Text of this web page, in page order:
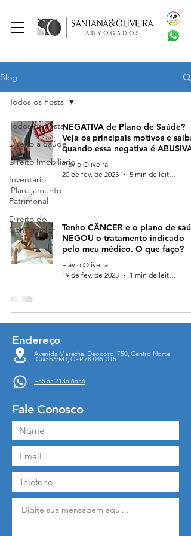
Blog
Todos os Posts
Direito à Saúde
Direito Imobiliário
Inventário
|Planejamento
Patrimonal
Direito do
Consumidor
Todos os Posts
NEGATIVA de Plano de Saúde?
Veja os principais motivos e saiba
quando essa negativa é ABUSIVA.
Flávio Oliveira
20 de fev. de 2023
5 min de leitura
Tenho CÂNCER e o plano de
NEGOU o tratamento indicado
pelo meu médico. O que faço?
Flávio Oliveira
19 de fev. de 2023
1 min de leitura
Endereço
Avenida Marechal Deodoro, 750, Centro Norte
Cuiabá/MT, CEP78.045-015.
+55 65 2136-6636
Fale Conosco